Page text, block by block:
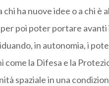
ha nuove idee o a chi è
poi poter portare avanti
in autonomia, i
la Difesa e la
spaziale in una